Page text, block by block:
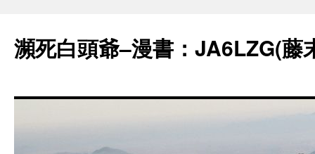
テ
ン
ス
瀕死白頭爺–漫書：JA6LZG(藤